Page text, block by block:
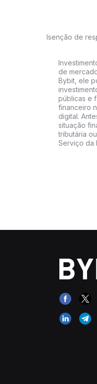
Isenção de
de
Bybit, ele
públicas e
financeiro
digital.
situação
tributária
Serviço da